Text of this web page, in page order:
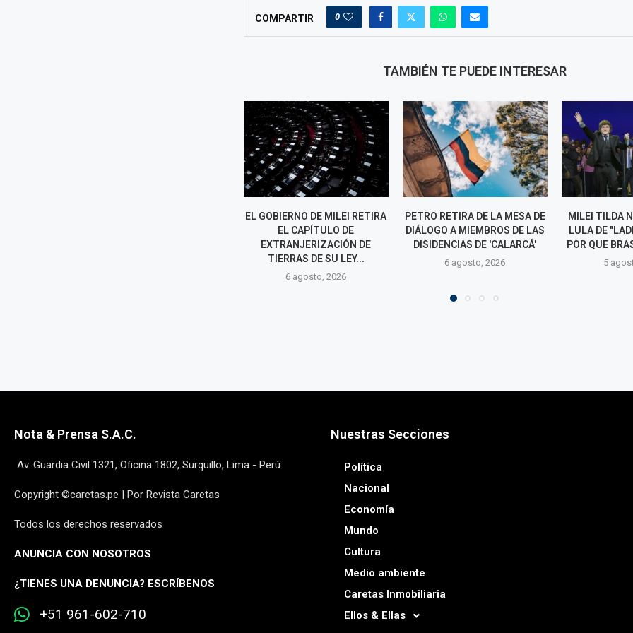
COMPARTIR 0
TAMBIÉN TE PUEDE INTERESAR
PETRO RETIRA DE LA MESA DE
DIÁLOGO A MIEMBROS DE LAS
DISIDENCIAS DE 'CALARCÁ'
6 agosto, 2026
MILEI TILDA NUEVAMENTE A
LULA DE "LADRÓN" Y ABOGA
POR QUE BRASIL "SE PINTE...
5 agosto, 2026
EE. UU.
OPERATIVA
AMÉRICA
5
Nacional
Economía
Mundo
Cultura
Medio ambiente
Caretas Inmobiliaria
Ellos & Ellas
Salud